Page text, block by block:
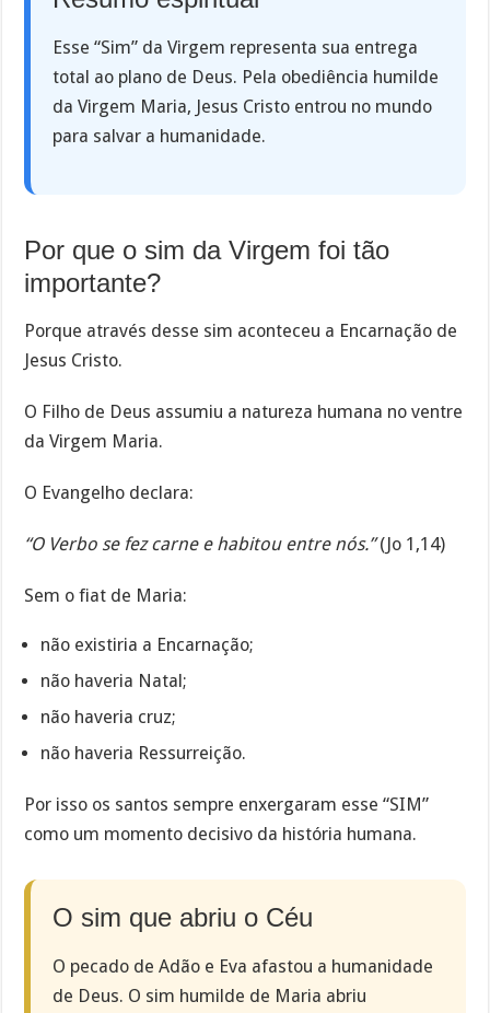
Esse “Sim” da Virgem representa sua entrega
total ao plano de Deus. Pela obediência humilde
da Virgem Maria, Jesus Cristo entrou no mundo
para salvar a humanidade.
Por que o sim da Virgem foi tão
importante?
Porque através desse sim aconteceu a Encarnação de
Jesus Cristo.
O Filho de Deus assumiu a natureza humana no ventre
da Virgem Maria.
O Evangelho declara:
“O Verbo se fez carne e habitou entre nós.”(Jo 1,14)
Sem o fiat de Maria:
não existiria a Encarnação;
não haveria Natal;
não haveria cruz;
não haveria Ressurreição.
Por isso os santos sempre enxergaram esse “SIM”
como um momento decisivo da história humana.
O sim que abriu o Céu
O pecado de Adão e Eva afastou a humanidade
de Deus. O sim humilde de Maria abriu